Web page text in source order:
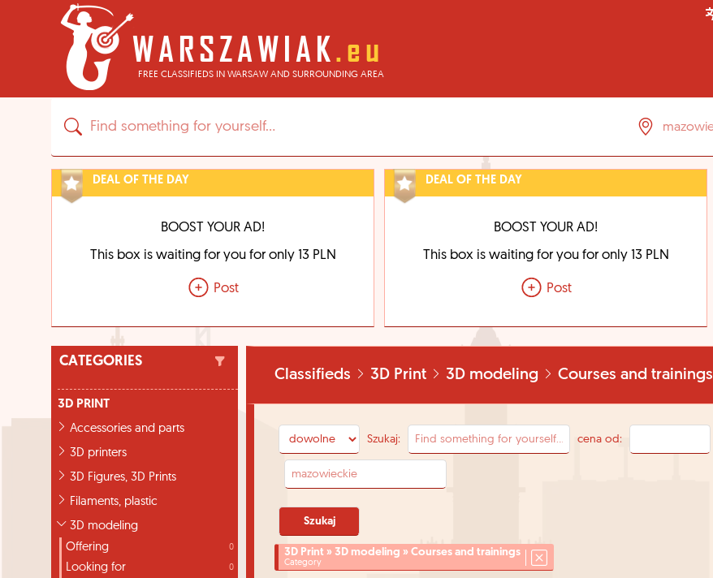
FREE CLASSIFIEDS IN WARSAW AND SURROUNDING AREA
DEAL OF THE DAY
BOOST YOUR AD!
This box is waiting for you for only 13 PLN
Post
DEAL OF THE DAY
BOOST YOUR AD!
This box is waiting for you for only 13 PLN
Post
CATEGORIES
3D PRINT
Accessories and parts
3D printers
3D Figures, 3D Prints
Filaments, plastic
3D modeling
Offering
0
Looking for 0
Classifieds 3D Print 3D modeling Courses and trainings
Szukaj: cena od:
3D Print » 3D modeling » Courses and trainings
Category